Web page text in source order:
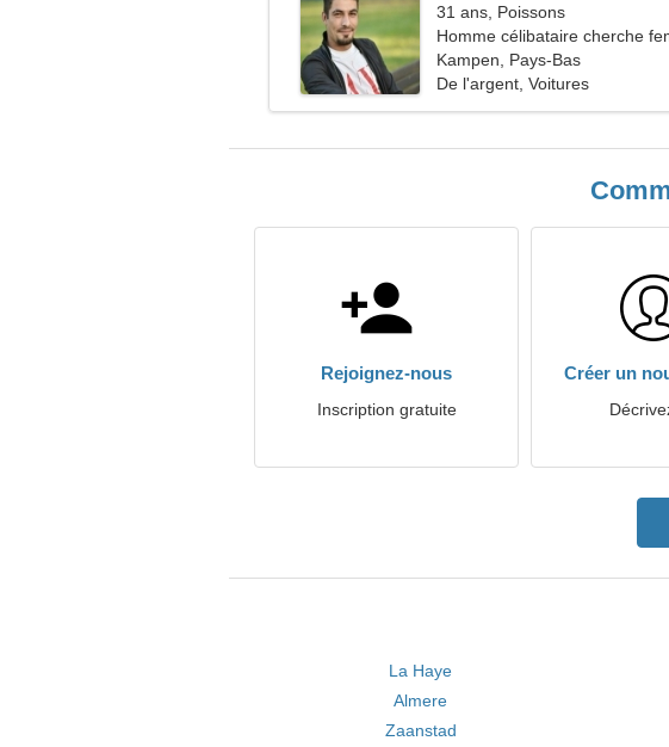
31 ans, Poissons
Homme célibataire cherche
Kampen, Pays-Bas
De l'argent, Voitures
Rejoignez-nous
Inscription gratuite
Créer un
La Haye
Almere
Zaanstad